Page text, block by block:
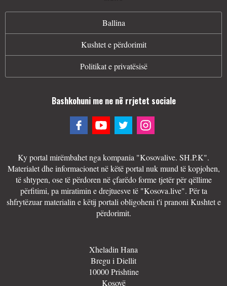
Ballina
Kushtet e përdorimit
Politikat e privatësisë
Bashkohuni me ne në rrjetet sociale
Ky portal mirëmbahet nga kompania "Kosovalive. SH.P.K".
Materialet dhe informacionet në këtë portal nuk mund të kopjohen,
të shtypen, ose të përdoren në çfarëdo forme tjetër për qëllime
përfitimi, pa miratimin e drejtuesve të "Kosova.live". Për ta
shfrytëzuar materialin e këtij portali obligoheni t'i pranoni Kushtet e
përdorimit.
Xheladin Hana
Bregu i Diellit
10000 Prishtine
Kosovë